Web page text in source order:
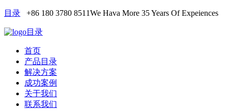
目录 +86 180 3780 8511We Hava More 35 Years Of Expeiences
目录
首页
产品目录
解决方案
成功案例
关于我们
联系我们